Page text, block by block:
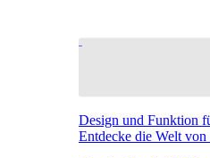
Design und Funktion
Entdecke die Welt von